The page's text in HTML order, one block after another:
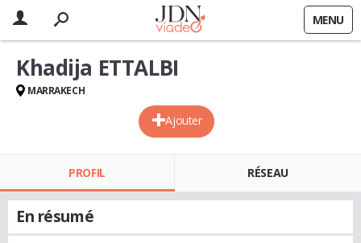
MENU
Ajouter
Khadija ETTALBI
MARRAKECH
PROFIL RÉSEAU
En résumé